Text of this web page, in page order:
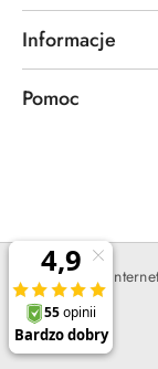
Informacje
Pomoc
Sklep